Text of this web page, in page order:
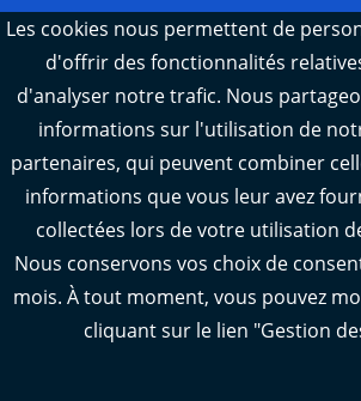
Webcams : Ré info trafic
Webcams : Oléron info trafic
Manger 17
L'Observatoire des territoires de
Maritime
Les cookies nous permettent de
d'offrir des fonctionnalités
d'analyser notre trafic. Nous
informations sur l'utilisation de
partenaires, qui peuvent combiner
informations que vous leur avez
collectées lors de votre utilisation
Nous conservons vos choix de
mois. À tout moment, vous pouvez
cliquant sur le lien "Gestion